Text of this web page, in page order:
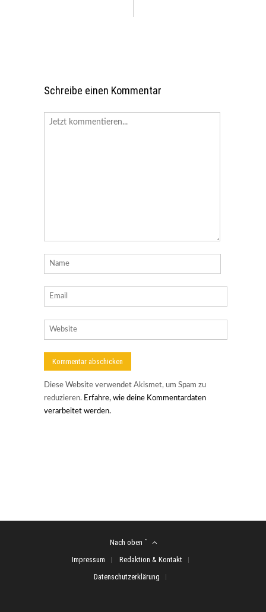
Schreibe einen Kommentar
Diese Website verwendet Akismet, um Spam zu
reduzieren. Erfahre, wie deine Kommentardaten
verarbeitet werden.
Nach oben ˆ
Impressum
Redaktion & Kontakt
Datenschutzerklärung